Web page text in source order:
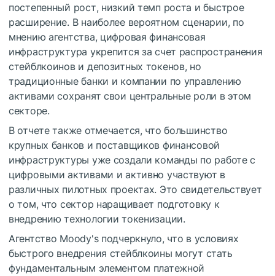
постепенный рост, низкий темп роста и быстрое
расширение. В наиболее вероятном сценарии, по
мнению агентства, цифровая финансовая
инфраструктура укрепится за счет распространения
стейблкоинов и депозитных токенов, но
традиционные банки и компании по управлению
активами сохранят свои центральные роли в этом
секторе.
В отчете также отмечается, что большинство
крупных банков и поставщиков финансовой
инфраструктуры уже создали команды по работе с
цифровыми активами и активно участвуют в
различных пилотных проектах. Это свидетельствует
о том, что сектор наращивает подготовку к
внедрению технологии токенизации.
Агентство Moody's подчеркнуло, что в условиях
быстрого внедрения стейблкоины могут стать
фундаментальным элементом платежной